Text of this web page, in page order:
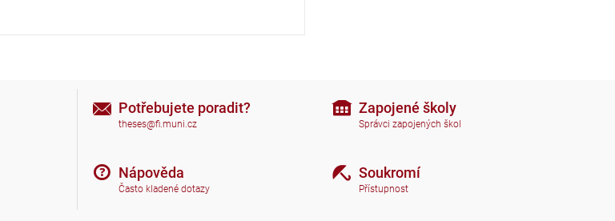
Potřebujete poradit?
theses@fi.muni.cz
Nápověda
Často kladené dotazy
Zapojené školy
Správci zapojených škol
Soukromí
Přístupnost